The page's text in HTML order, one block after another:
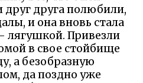
друг друга полюбили,
и она вновь стала
лягушкой. Привезли
в свое стойбище
а безобразную
да поздно уже